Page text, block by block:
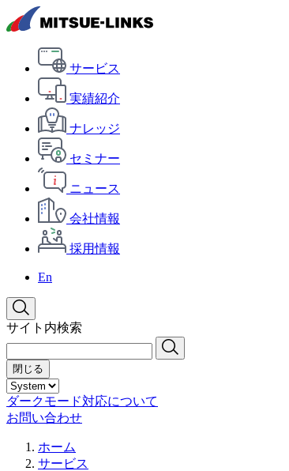
サービス
実績紹介
ナレッジ
セミナー
ニュース
会社情報
採用情報
En
サイト内検索
閉じる
ダークモード対応について
お問い合わせ
ホーム
サービス